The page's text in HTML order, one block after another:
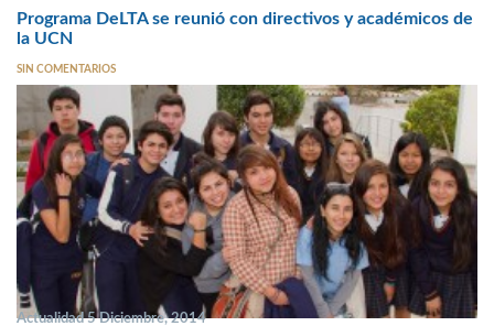
Programa DeLTA se reunió con directivos y académicos de
la UCN
SIN COMENTARIOS
Actualidad 5 Diciembre, 2014